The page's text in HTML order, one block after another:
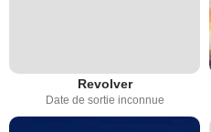
Revolver
Date de sortie inconnue